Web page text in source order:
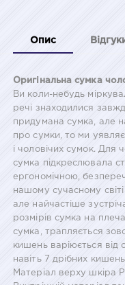
Опис
Оригінальна сумка
Ви коли-небудь
речі знаходилися
придумана сумка, але
про сумки, то ми
і чоловічих сумок. Для
сумка підкреслювала
ергономічною,
нашому сучасному світі
але найчастіше
розмірів сумка на
сумка, трапляється
кишень варіюється від
навіть 7 дрібних
Матеріал верху шкіра